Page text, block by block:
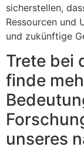
sicherstellen,
Ressourcen und
und zukünftige
Trete bei
finde
unseres